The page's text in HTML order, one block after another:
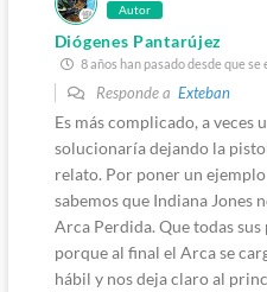
Autor
Diógenes Pantarújez
8 años han pasado desde que se
Responde a Exteban
Es más complicado, a veces
solucionaría dejando la
relato. Por poner un
sabemos que Indiana Jones
Arca Perdida. Que todas
porque al final el Arca se
hábil y nos deja claro al